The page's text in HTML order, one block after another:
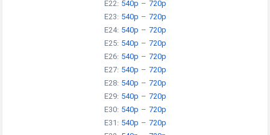
E22: 540p – 720p
E23: 540p – 720p
E24: 540p – 720p
E25: 540p – 720p
E26: 540p – 720p
E27: 540p – 720p
E28: 540p – 720p
E29: 540p – 720p
E30: 540p – 720p
E31: 540p – 720p